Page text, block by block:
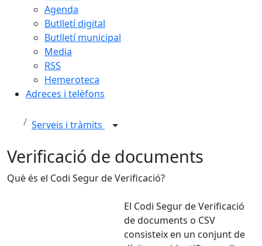
Agenda
Butlletí digital
Butlletí municipal
Media
RSS
Hemeroteca
Adreces i telèfons
Serveis i tràmits
Verificació de documents
Què és el Codi Segur de Verificació?
El Codi Segur de Verificació
de documents o CSV
consisteix en un conjunt de